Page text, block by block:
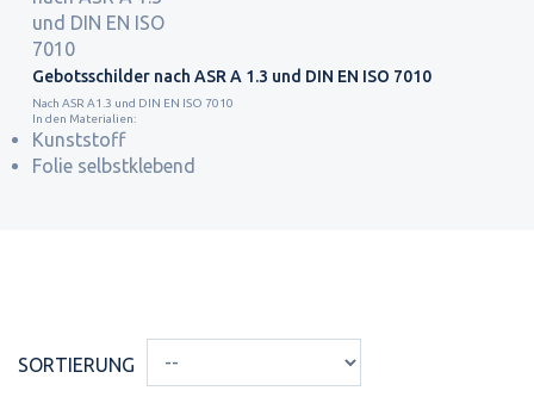
Gebotsschilder nach ASR A 1.3 und DIN EN ISO 7010
Nach ASR A1.3 und DIN EN ISO 7010
In den Materialien:
Kunststoff
Folie selbstklebend
SORTIERUNG